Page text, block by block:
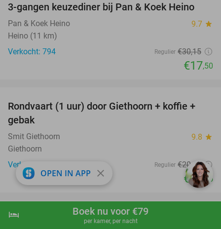
shopping_cart Boek nu
hotel Boek nu voor €79
per kamer, per nacht
42%
3-gangen keuzediner bij Pan & Koek Heino
Pan & Koek Heino 9.7 star
Heino (11 km)
Verkocht: 794
Regulier €30,15
€17,50
46%
Rondvaart (1 uur) door Giethoorn + koffie +
gebak
Smit Giethoorn 9.8 star
Giethoorn
Verkocht: 1.998
Regulier €20 ,15
€10,95
Entree Sprookjesweken Kinderpretpark
OPEN IN APP close